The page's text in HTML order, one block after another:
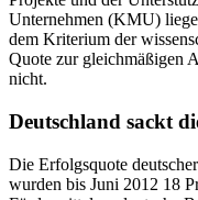
Unternehmen (KMU)
dem Kriterium der
Quote zur gleichmäßigen
nicht.
Deutschland sackt
Die Erfolgsquote
wurden bis Juni 2012 18